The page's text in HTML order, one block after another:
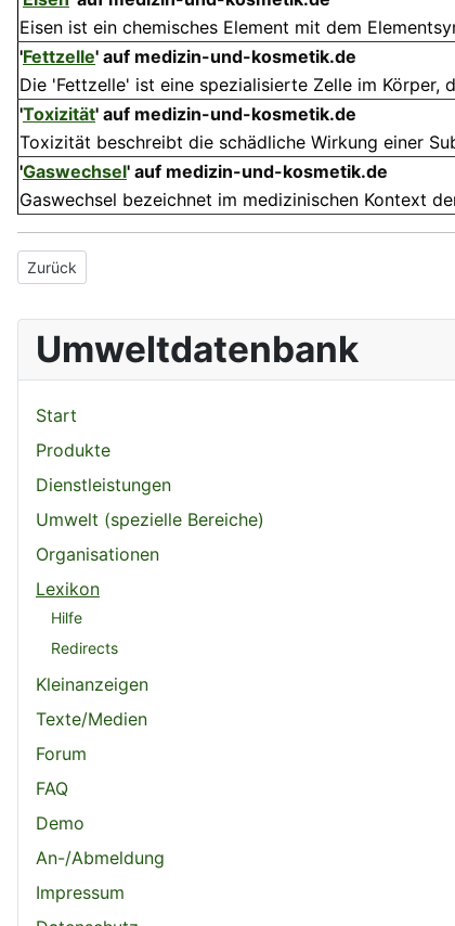
Eisen ist ein chemisches Element mit dem
'Fettzelle' auf medizin-und-kosmetik.de
Die 'Fettzelle' ist eine spezialisierte Zelle im Körper,
'Toxizität' auf medizin-und-kosmetik.de
Toxizität beschreibt die schädliche Wirkung einer
'Gaswechsel' auf medizin-und-kosmetik.de
Gaswechsel bezeichnet im medizinischen Kontext
Vorheriger Beitrag: Adenin
Zurück
Umweltdatenbank
Start
Produkte
Dienstleistungen
Umwelt (spezielle Bereiche)
Organisationen
Lexikon
Hilfe
Redirects
Kleinanzeigen
Texte/Medien
Forum
FAQ
Demo
An-/Abmeldung
Impressum